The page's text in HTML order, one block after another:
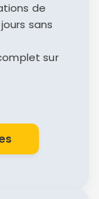
de
sans
sur